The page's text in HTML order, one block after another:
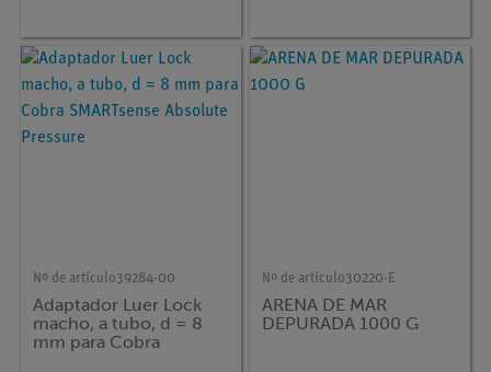
Nº de artículo39284-00
Adaptador Luer Lock
macho, a tubo, d = 8
mm para Cobra
Nº de artículo30220-E
ARENA DE MAR
DEPURADA 1000 G